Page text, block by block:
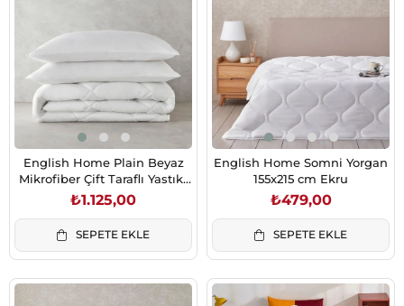
English Home Plain Beyaz
Mikrofiber Çift Taraflı Yastık-
Yorgan Seti Çk 195x215 cm
₺1.125,00
SEPETE EKLE
English Home Somni Yorgan
155x215 cm Ekru
₺479,00
SEPETE EKLE